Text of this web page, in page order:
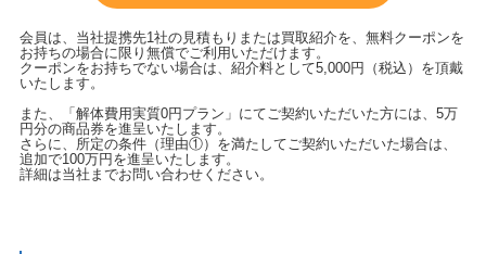
会員は、当社提携先1社の見積もりまたは買取紹介を、無料クーポンを
お持ちの場合に限り無償でご利用いただけます。
クーポンをお持ちでない場合は、紹介料として5,000円（税込）を頂戴
いたします。
また、「解体費用実質0円プラン」にてご契約いただいた方には、5万
円分の商品券を進呈いたします。
さらに、所定の条件（理由①）を満たしてご契約いただいた場合は、
追加で100万円を進呈いたします。
詳細は当社までお問い合わせください。